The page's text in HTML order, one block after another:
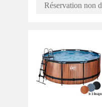
Réservation non